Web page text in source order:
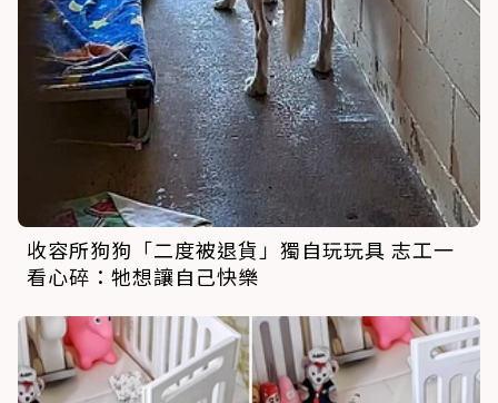
收容所狗狗「二度被退貨」獨自玩玩具 志工一
看心碎：牠想讓自己快樂